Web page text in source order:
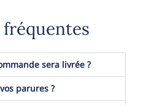
sera livrée ?
parures ?